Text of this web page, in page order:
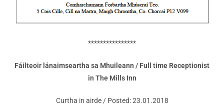
****************
Fáilteoir lánaimseartha sa Mhuileann / Full time Receptionist
in The Mills Inn
Curtha in airde / Posted: 23.01.2018